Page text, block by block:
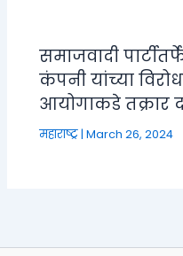
समाजवादी
कंपनी यांच्या
आयोगाकडे तक्रार
महाराष्ट्र|March 26, 2024